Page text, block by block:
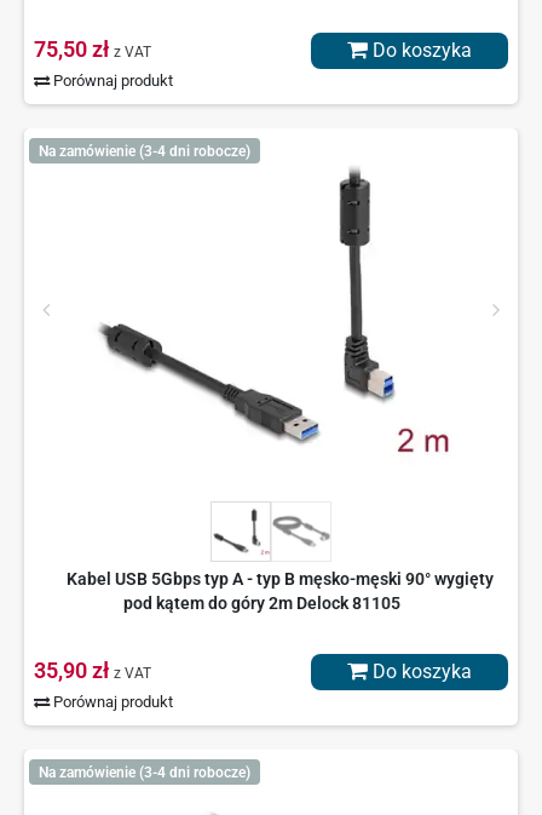
75,50 zł z VAT
Porównaj produkt
Do koszyka
Na zamówienie (3-4 dni robocze)
Kabel USB 5Gbps typ A - typ B męsko-męski 90° wygięty
pod kątem do góry 2m Delock 81105
35,90 zł z VAT
Porównaj produkt
Do koszyka
Na zamówienie (3-4 dni robocze)